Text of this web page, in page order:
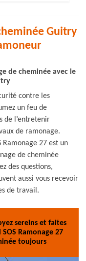
Guitry
de cheminée avec le
contre les
un feu de
de l’entretenir
de ramonage.
Ramonage 27 est un
de cheminée
des questions,
aussi vous recevoir
de travail.
sereins et faites
Ramonage 27
toujours